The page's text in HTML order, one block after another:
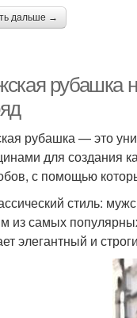
дальше →
рубашка
рубашка — это
для создания
с помощью
стиль:
из самых
элегантный и